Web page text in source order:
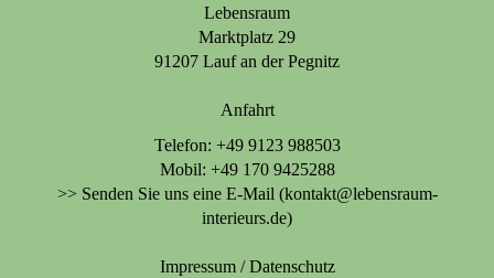
Lebensraum
Marktplatz 29
91207 Lauf an der Pegnitz
Anfahrt
Telefon: +49 9123 988503
Mobil: +49 170 9425288
>> Senden Sie uns eine E-Mail (kontakt@lebensraum-
interieurs.de)
Impressum /Datenschutz